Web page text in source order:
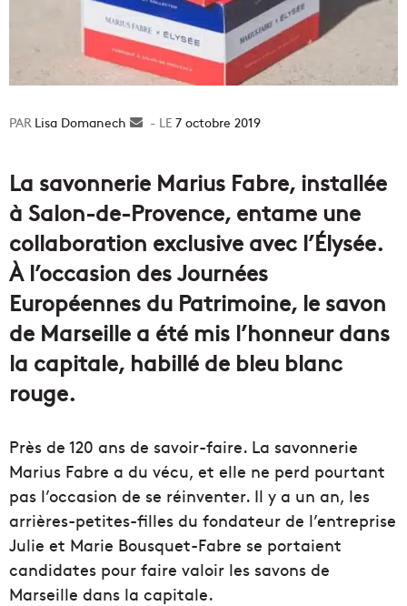
Lisa Domanech
Envoyer7 octobre 2019
La savonnerie Marius Fabre, installée
à Salon-de-Provence, entame une
collaboration exclusive avec l’Élysée.
À l’occasion des Journées
Européennes du Patrimoine, le savon
de Marseille a été mis l’honneur dans
la capitale, habillé de bleu blanc
rouge.
Près de 120 ans de savoir-faire. La savonnerie
Marius Fabre a du vécu, et elle ne perd pourtant
pas l’occasion de se réinventer. Il y a un an, les
arrières-petites-filles du fondateur de l’entreprise
Julie et Marie Bousquet-Fabre se portaient
candidates pour faire valoir les savons de
Marseille dans la capitale.